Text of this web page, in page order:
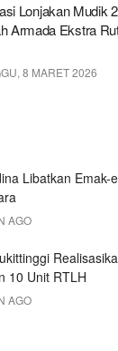
Lonjakan Mudik
Armada Ekstra
8 MARET 2026
Libatkan Emak-
AGO
10 Unit RTLH
AGO